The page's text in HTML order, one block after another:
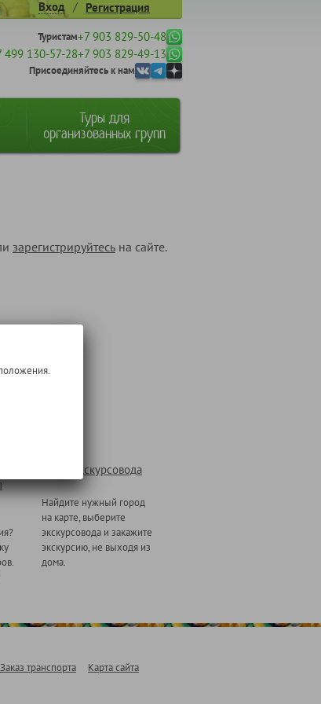
Вход / Регистрация
Туристам+7 903 829-50-48
499 130-57-28+7 903 829-49-13
Присоединяйтесь к нам
Туры для
организованных групп
зарегистрируйтесь на сайте.
Заказ экскурсовода
Найдите нужный город
на карте, выберите
экскурсовода и закажите
экскурсию, не выходя из
дома.
Заказ транспорта Карта сайта